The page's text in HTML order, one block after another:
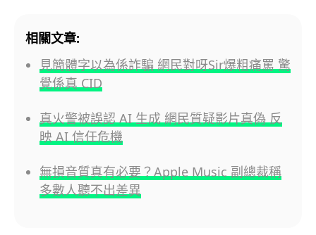
相關文章:
見簡體字以為係詐騙 網民對呀Sir爆粗痛罵 驚
覺係真 CID
真火警被誤認 AI 生成 網民質疑影片真偽 反
映 AI 信任危機
無損音質真有必要？Apple Music 副總裁稱
多數人聽不出差異